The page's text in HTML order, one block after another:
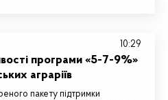
програми «5-7-9%»
аграріїв
пакету підтримки
10:29